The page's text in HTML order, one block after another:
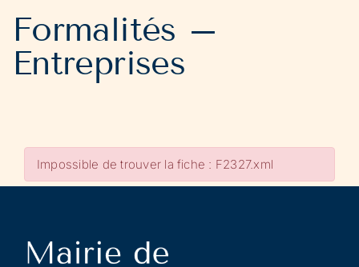
Formalités –
Entreprises
Impossible de trouver la fiche : F2327.xml